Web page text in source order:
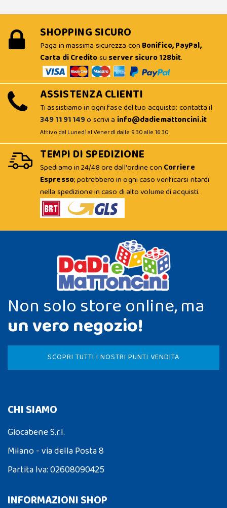
SHOPPING SICURO
Paga in massima sicurezza con Bonifico, PayPal,
Carta di Creditosu server sicuro 128bit.
ASSISTENZA CLIENTI
Ti assistiamo in ogni fase del tuo acquisto: contatta il
349 11 91 149o scrivi a info@dadiemattoncini.it
Attivo dal Lunedì al Venerdì dalle 9:30 alle 16:30
TEMPI DI SPEDIZIONE
Spediamo in 24/48 ore dall'ordine con Corriere
Espresso; potrebbero in ogni caso verificarsi ritardi
nella spedizione in caso di alto volume di acquisti.
Non solo store online, ma
un vero negozio!
SCOPRI TUTTI I NOSTRI PUNTI VENDITA
CHI SIAMO
Giocabene S.r.l.
Milano - via della Posta 8
Partita Iva: 02608090425
INFORMAZIONI SHOP